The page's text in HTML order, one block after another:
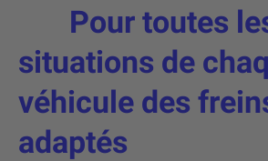
Pour toutes
situations de
véhicule des
adaptés